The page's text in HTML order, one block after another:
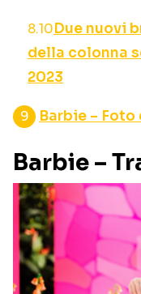
Due nuovi
della colonna
2023
Barbie –
Barbie –